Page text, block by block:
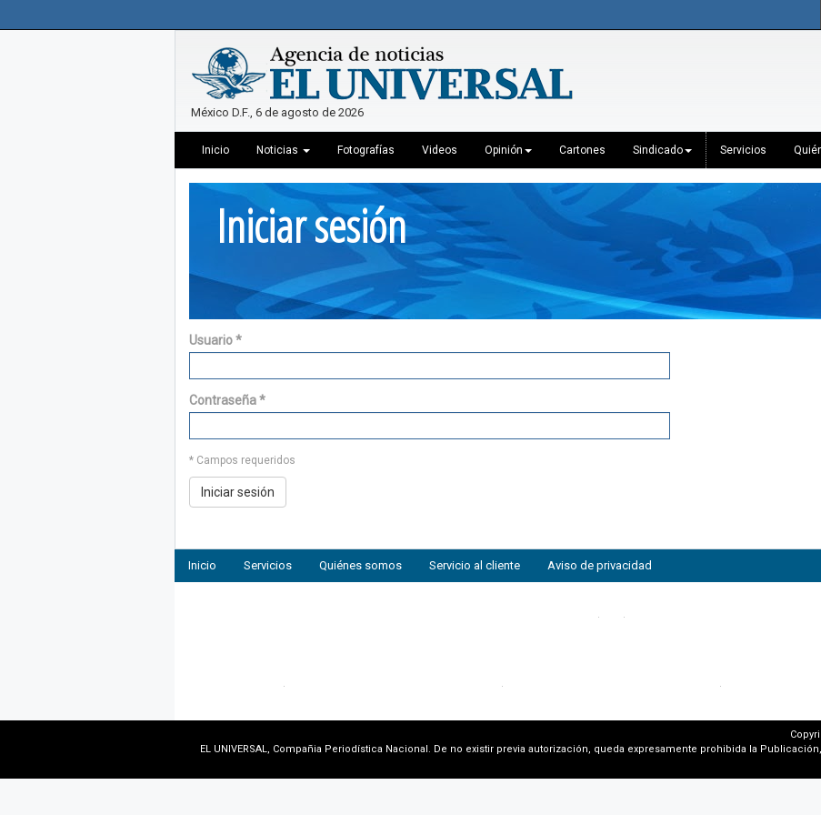
México D.F., 6 de agosto de 2026
Inicio Noticias Fotografías Videos Opinión Cartones Sindicado Servicios
Iniciar sesión
Usuario*
Contraseña*
* Campos requeridos
Inicio Servicios Quiénes somos Servicio al cliente Aviso de privacidad
EL UNIVERSAL, Compañia Periodística Nacional. De no existir previa autorización, queda expresamente prohibida la